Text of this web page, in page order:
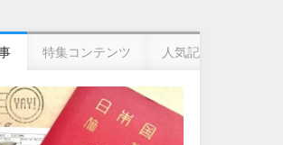
特集コンテンツ 人気記事